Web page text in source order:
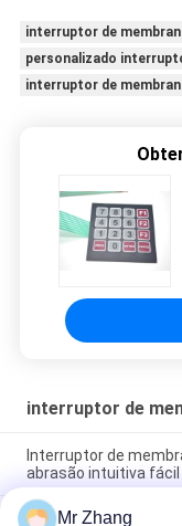
interruptor de
personalizado
interruptor de
interruptor de
Interruptor de
abrasão intuitiva fácil
interruptor resistente
Mr Zhang